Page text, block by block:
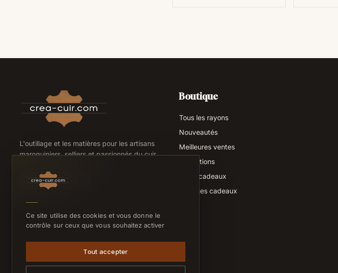
L'outillage et les matières pour les artisans
maroquiniers, selliers et passionnés du cuir.
Boutique
Tous les rayons
Nouveautés
Meilleures ventes
Promotions
Idées cadeaux
Chèques cadeaux
Ce site utilise des cookies et vous donne le
contrôle sur ceux que vous souhaitez activer
Tout accepter